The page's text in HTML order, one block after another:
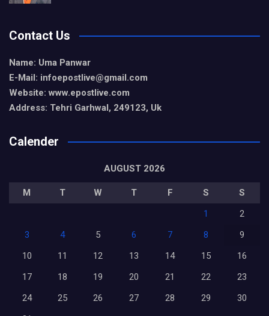
Contact Us
Name: Uma Panwar
E-Mail: infoepostlive@gmail.com
Website: www.epostlive.com
Address: Tehri Garhwal, 249123, Uk
Calender
AUGUST 2026
M T W T F S
S
1
2
3
4 5 6 7 8
9
10
11 12 13 14 15
16
17
18 19 20 21 22
23
24
25 26 27 28 29
30